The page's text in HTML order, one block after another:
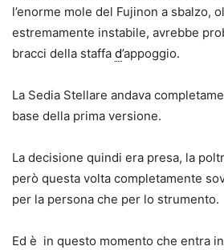
l’enorme mole del Fujinon a sbalzo,
estremamente instabile, avrebbe
bracci della staffa d’appoggio.
La Sedia Stellare andava
base della prima versione.
La decisione quindi era presa, la
però questa volta completamente
per la persona che per lo strumento.
Ed è in questo momento che entra